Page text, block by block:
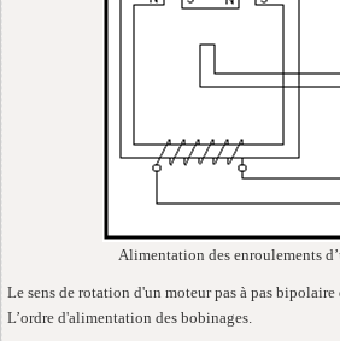
Alimentation des enroulements
Le sens de rotation d'un moteur pas à pas
L’ordre d'alimentation des bobinages.